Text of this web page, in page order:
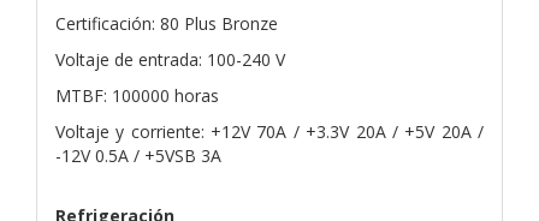
Certificación: 80 Plus Bronze
Voltaje de entrada: 100-240 V
MTBF: 100000 horas
Voltaje y corriente: +12V 70A / +3.3V 20A / +5V 20A /
-12V 0.5A / +5VSB 3A
Refrigeración